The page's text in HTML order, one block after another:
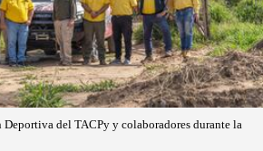
del TACPy y colaboradores durante la